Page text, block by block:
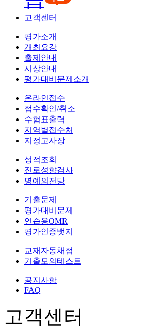
고객센터
평가소개
개최요강
출제안내
시상안내
평가대비문제소개
온라인접수
접수확인/취소
수험표출력
지역별접수처
지정고사장
성적조회
진로성향검사
명예의전당
기출문제
평가대비문제
연습용OMR
평가인증뱃지
교재자동채점
기출모의테스트
공지사항
FAQ
고객센터